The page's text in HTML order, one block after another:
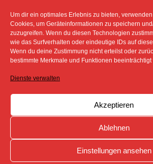
Um dir ein optimales Erlebnis zu bieten,
Cookies, um Geräteinformationen zu speichern
zuzugreifen. Wenn du diesen Technologien
wie das Surfverhalten oder eindeutige IDs auf
Wenn du deine Zustimmung nicht erteilst oder
bestimmte Merkmale und Funktionen
Dienste verwalten
Akzeptieren
Ablehnen
Einstellungen ansehen
DATENSCHUTZ
COOKIE-RICHTLINIE
SÄMTLICHE TEXTE, BILDER
SOFERN NICHT ANDERS
COPYRIGHT DES SPREEBOTE